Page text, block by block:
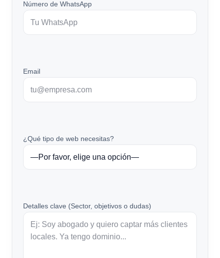
Número de WhatsApp
Email
¿Qué tipo de web necesitas?
Detalles clave (Sector, objetivos o dudas)